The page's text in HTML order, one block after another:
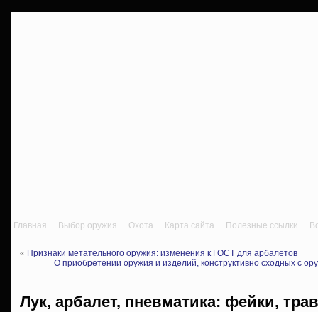
Главная Выбор оружия Охота Карта сайта Полезные ссылки
« Признаки метательного оружия: изменения к ГОСТ для арбалетов
О приобретении оружия и изделий, конструктивно сходных с
Лук, арбалет, пневматика: фейки,